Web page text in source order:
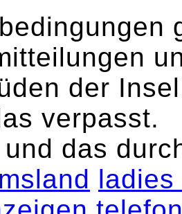
der
verpasst.
das
ladies